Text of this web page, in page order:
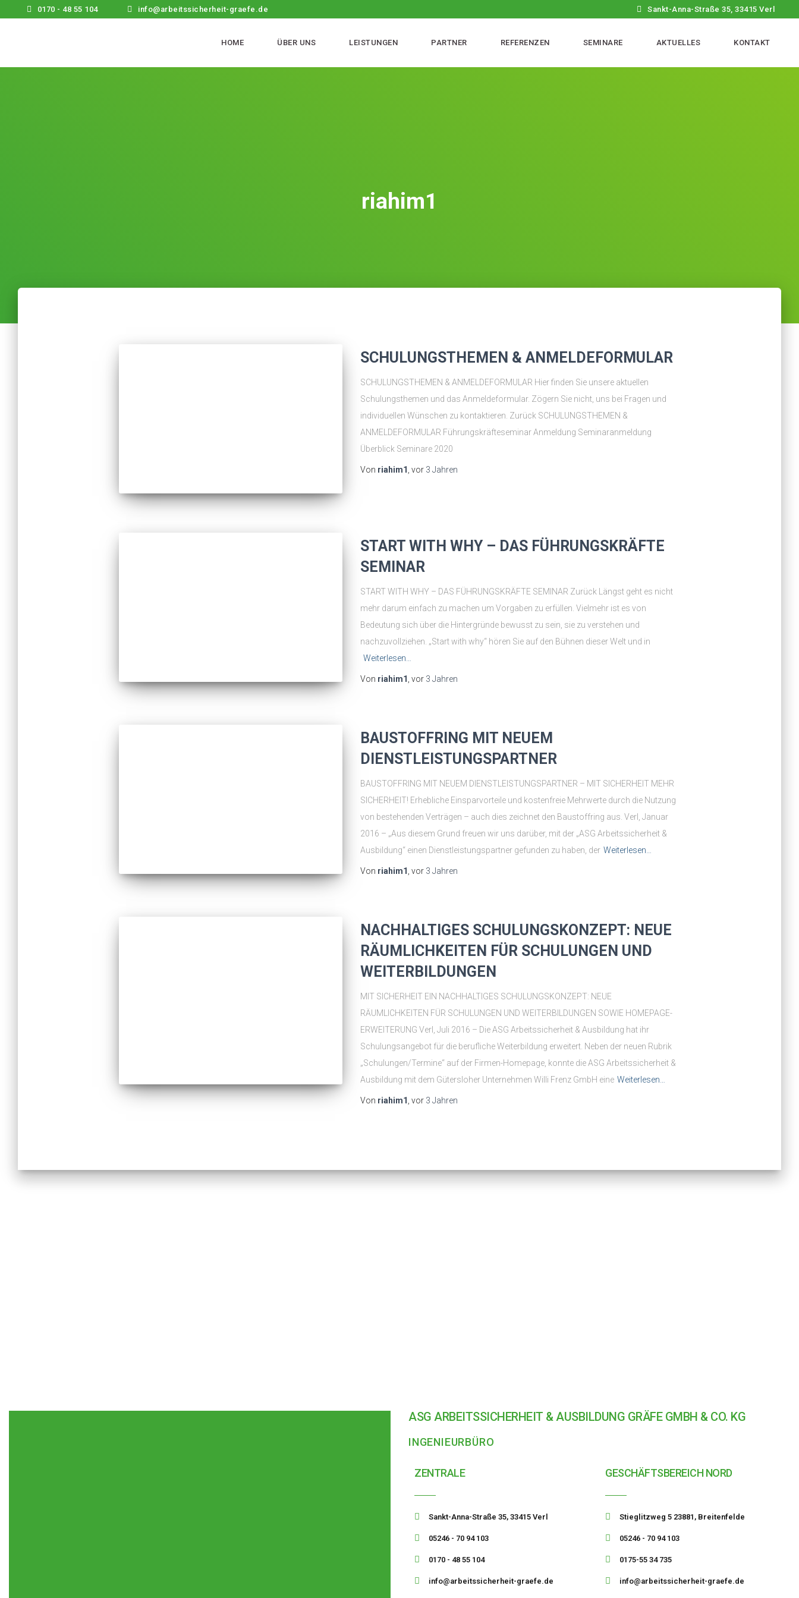
0170 - 48 55 104 info@arbeitssicherheit-graefe.de Sankt-Anna-Straße 35, 33415 Verl
HOME ÜBER UNS LEISTUNGEN PARTNER REFERENZEN SEMINARE AKTUELLES KONTAKT
riahim1
SCHULUNGSTHEMEN & ANMELDEFORMULAR
SCHULUNGSTHEMEN & ANMELDEFORMULAR Hier finden Sie unsere aktuellen
Schulungsthemen und das Anmeldeformular. Zögern Sie nicht, uns bei Fragen und
individuellen Wünschen zu kontaktieren. Zurück SCHULUNGSTHEMEN &
ANMELDEFORMULAR Führungskräfteseminar Anmeldung Seminaranmeldung
Überblick Seminare 2020
Von riahim1 , vor 3 Jahren
START WITH WHY – DAS FÜHRUNGSKRÄFTE
SEMINAR
START WITH WHY – DAS FÜHRUNGSKRÄFTE SEMINAR Zurück Längst geht es nicht
mehr darum einfach zu machen um Vorgaben zu erfüllen. Vielmehr ist es von
Bedeutung sich über die Hintergründe bewusst zu sein, sie zu verstehen und
nachzuvollziehen. „Start with why“ hören Sie auf den Bühnen dieser Welt und in
Weiterlesen…
Von riahim1 , vor 3 Jahren
BAUSTOFFRING MIT NEUEM
DIENSTLEISTUNGSPARTNER
BAUSTOFFRING MIT NEUEM DIENSTLEISTUNGSPARTNER – MIT SICHERHEIT MEHR
SICHERHEIT! Erhebliche Einsparvorteile und kostenfreie Mehrwerte durch die Nutzung
von bestehenden Verträgen – auch dies zeichnet den Baustoffring aus. Verl, Januar
2016 – „Aus diesem Grund freuen wir uns darüber, mit der „ASG Arbeitssicherheit &
Ausbildung“ einen Dienstleistungspartner gefunden zu haben, der Weiterlesen…
Von riahim1 , vor 3 Jahren
NACHHALTIGES SCHULUNGSKONZEPT: NEUE
RÄUMLICHKEITEN FÜR SCHULUNGEN UND
WEITERBILDUNGEN
MIT SICHERHEIT EIN NACHHALTIGES SCHULUNGSKONZEPT: NEUE
RÄUMLICHKEITEN FÜR SCHULUNGEN UND WEITERBILDUNGEN SOWIE HOMEPAGE-
ERWEITERUNG Verl, Juli 2016 – Die ASG Arbeitssicherheit & Ausbildung hat ihr
Schulungsangebot für die berufliche Weiterbildung erweitert. Neben der neuen Rubrik
„Schulungen/Termine“ auf der Firmen-Homepage, konnte die ASG Arbeitssicherheit &
Ausbildung mit dem Gütersloher Unternehmen Willi Frenz GmbH eine Weiterlesen…
Von riahim1 , vor 3 Jahren
ASG ARBEITSSICHERHEIT & AUSBILDUNG GRÄFE GMBH & CO. KG
INGENIEURBÜRO
ZENTRALE GESCHÄFTSBEREICH NORD
Sankt-Anna-Straße 35, 33415 Verl
05246 - 70 94 103
0170 - 48 55 104
info@arbeitssicherheit-graefe.de
Stieglitzweg 5 23881, Breitenfelde
05246 - 70 94 103
0175-55 34 735
info@arbeitssicherheit-graefe.de